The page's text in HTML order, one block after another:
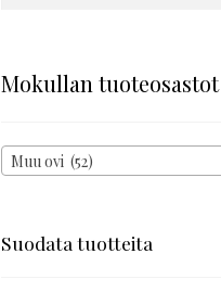
Mokullan tuoteosastot
Muu ovi (52)
Suodata tuotteita